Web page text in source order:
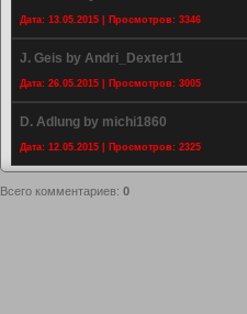
Дата: 13.05.2015 | Просмотров: 3346
J. Geis by Andri_Dexter11
Дата: 26.05.2015 | Просмотров: 3005
D. Adlung by michi1860
Дата: 12.05.2015 | Просмотров: 2325
Всего комментариев: 0